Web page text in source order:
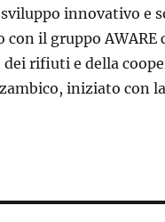
innovativo e
con il gruppo
dei rifiuti e della
iniziato con